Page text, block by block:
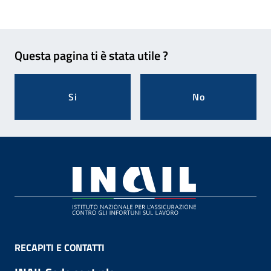
Questa pagina ti è stata utile ?
Si No
RECAPITI E CONTATTI